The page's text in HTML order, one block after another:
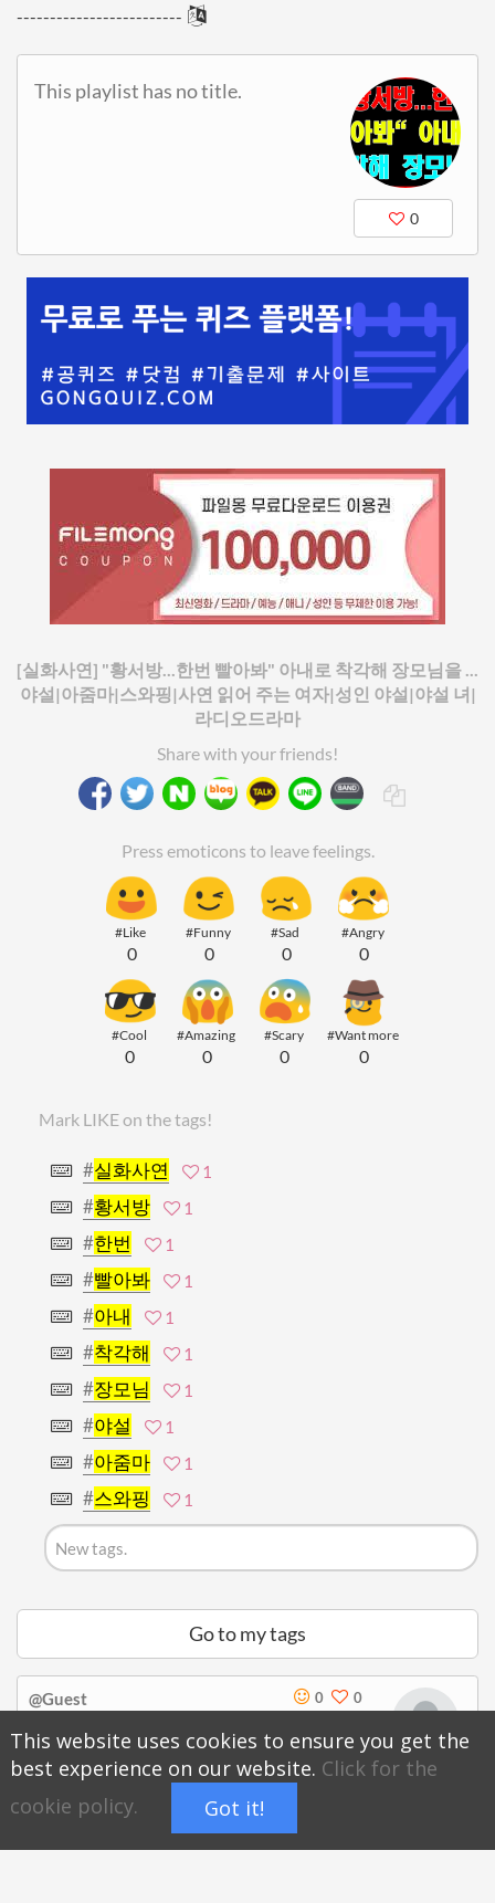
-------------------------
0
This playlist has no title.
[실화사연] "황서방...한번 빨아봐" 아내로 착각해 장모님을 ...
야설|아줌마|스와핑|사연 읽어 주는 여자|성인 야설|야설 녀|
라디오드라마
Share with your friends!
Press emoticons to leave feelings.
#Like
0
#Funny
0
#Sad
0
#Angry
0
#Cool
0
#Amazing
0
#Scary
0
#Want more
0
Mark LIKE on the tags!
1
#실화사연
1
#황서방
1
#한번
1
#빨아봐
1
#아내
1
#착각해
1
#장모님
1
#야설
1
#아줌마
1
#스와핑
Go to my tags
Subscribe
@Guest 0
0
hoyatag.com/@Guest
Timer
This website uses cookies to ensure you get the
best experience on our website. Click for the
cookie policy.
Got it!